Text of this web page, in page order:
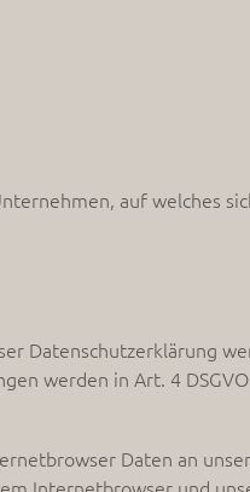
auf welches
Datenschutzerklärung
werden in Art. 4
Daten an